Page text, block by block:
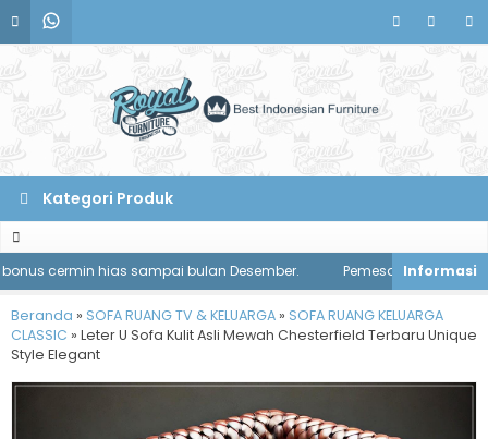
Kategori Produk
cermin hias sampai bulan Desember. Pemesanan meja
Beranda » SOFA RUANG TV & KELUARGA » SOFA RUANG KELUARGA
CLASSIC » Leter U Sofa Kulit Asli Mewah Chesterfield Terbaru Unique
Style Elegant